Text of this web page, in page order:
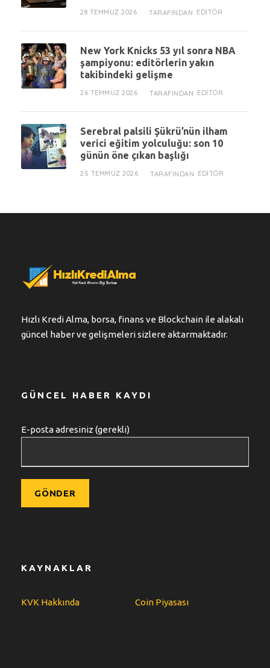
28 TEMMUZ 2026 TARAFINDAN EDITÖR
New York Knicks 53 yıl sonra NBA
şampiyonu: editörlerin yakın
takibindeki gelişme
26 TEMMUZ 2026 TARAFINDAN EDITÖR
Serebral palsili Şükrü’nün ilham
verici eğitim yolculuğu: son 10
günün öne çıkan başlığı
25 TEMMUZ 2026 TARAFINDAN EDITÖR
Hızlı Kredi Alma, borsa, finans ve Blockchain ile alakalı
güncel haber ve gelişmeleri sizlere aktarmaktadır.
GÜNCEL HABER KAYDI
E-posta adresiniz (gerekli)
KAYNAKLAR
KVK Hakkında Coin Piyasası